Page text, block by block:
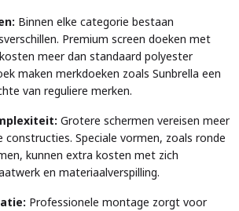
Binnen elke categorie bestaan
Premium screen doeken met
meer dan standaard polyester
maken merkdoeken zoals Sunbrella een
van reguliere merken.
Grotere schermen vereisen meer
Speciale vormen, zoals ronde
kunnen extra kosten met zich
en materiaalverspilling.
Professionele montage zorgt voor